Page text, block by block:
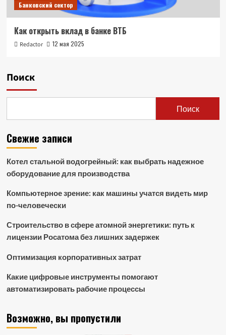
Банковский сектор
Как открыть вклад в банке ВТБ
Redactor 12 мая 2025
Поиск
Поиск
Свежие записи
Котел стальной водогрейный: как выбрать надежное
оборудование для производства
Компьютерное зрение: как машины учатся видеть мир
по-человечески
Строительство в сфере атомной энергетики: путь к
лицензии Росатома без лишних задержек
Оптимизация корпоративных затрат
Какие цифровые инструменты помогают
автоматизировать рабочие процессы
Возможно, вы пропустили